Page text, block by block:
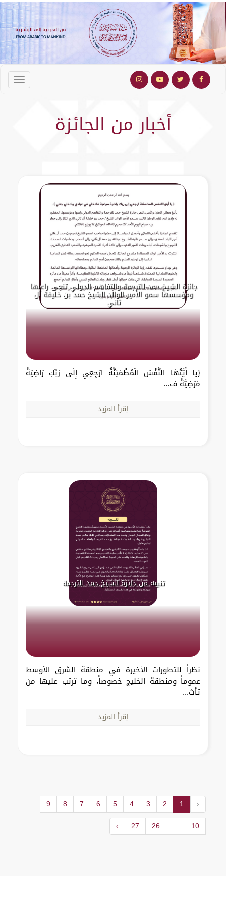
أخبار من الجائزة
جائزة الشيخ حمد للترجمة والتفاهم الدولي تنعى راعيها
ومؤسسها سمو الأمير الوالد الشيخ حمد بن خليفة آل
ثاني
{يا أَيَّتُهَا النَّفْسُ الْمُطْمَئِنَّةُ ارْجِعِي إِلَى رَبِّكِ رَاضِيَةً
مَرْضِيَّةً ف...
إقرأ المزيد
تنبيه من جائزة الشيخ حمد للترجمة
نظراً للتطورات الأخيرة في منطقة الشرق الأوسط
عموماً ومنطقة الخليج خصوصاً، وما ترتب عليها من
تأث...
إقرأ المزيد
‹
1
2
3
4
5
6
7
8
9
10
...
26
27
›